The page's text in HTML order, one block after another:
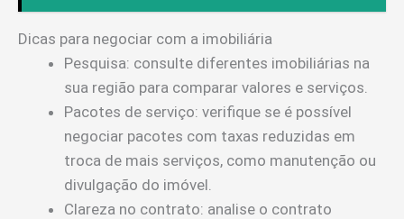
Dicas para negociar com a imobiliária
Pesquisa: consulte diferentes imobiliárias na
sua região para comparar valores e serviços.
Pacotes de serviço: verifique se é possível
negociar pacotes com taxas reduzidas em
troca de mais serviços, como manutenção ou
divulgação do imóvel.
Clareza no contrato: analise o contrato